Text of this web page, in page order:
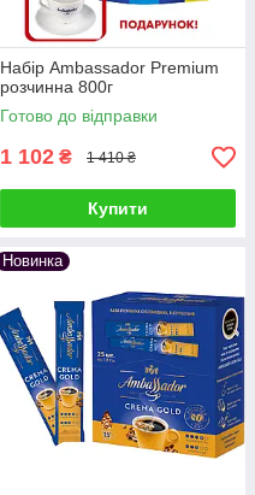
Набір Ambassador Premium
розчинна 800г
Готово до відправки
1 102 ₴ 1 410 ₴
Купити
Новинка